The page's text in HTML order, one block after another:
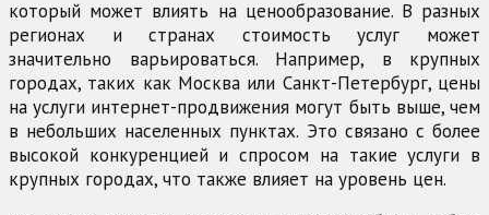
который может влиять на ценообразование. В разных
регионах и странах стоимость услуг может
значительно варьироваться. Например, в крупных
городах, таких как Москва или Санкт-Петербург, цены
на услуги интернет-продвижения могут быть выше, чем
в небольших населенных пунктах. Это связано с более
высокой конкуренцией и спросом на такие услуги в
крупных городах, что также влияет на уровень цен.